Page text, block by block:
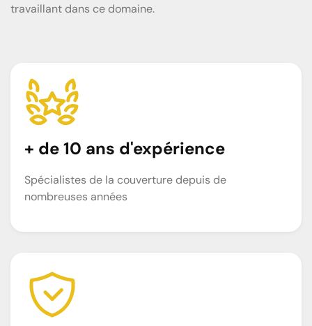
travaillant dans ce domaine.
+ de 10 ans d'expérience
Spécialistes de la couverture depuis de
nombreuses années